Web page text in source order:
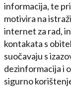
informacija, te
motivira na
internet za rad,
kontakata s
suočavaju s
dezinformacija i
sigurno